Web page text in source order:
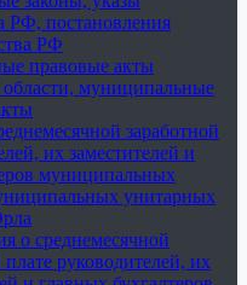
РФ, постановления
РФ
правовые акты
муниципальные
заработной
их заместителей и
муниципальных
унитарных
о среднемесячной
плате руководителей, их